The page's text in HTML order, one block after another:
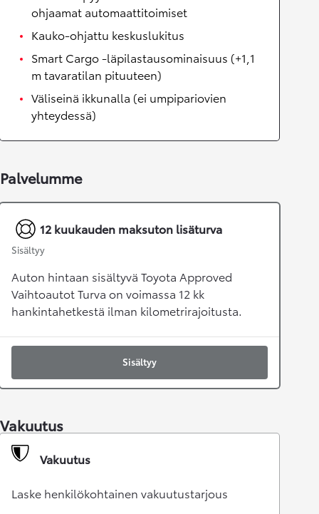
ohjaamat automaattitoimiset
Kauko-ohjattu keskuslukitus
Smart Cargo -läpilastausominaisuus (+1,1
m tavaratilan pituuteen)
Väliseinä ikkunalla (ei umpipariovien
yhteydessä)
Palvelumme
12 kuukauden maksuton lisäturva
Sisältyy
Auton hintaan sisältyvä Toyota Approved
Vaihtoautot Turva on voimassa 12 kk
hankintahetkestä ilman kilometrirajoitusta.
Sisältyy
Vakuutus
Vakuutus
Laske henkilökohtainen vakuutustarjous